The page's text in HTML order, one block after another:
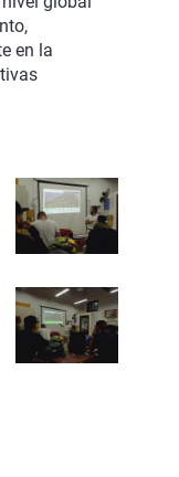
en la